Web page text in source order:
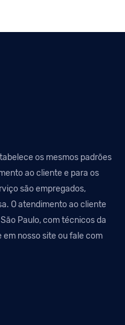
os mesmos padrões
ao cliente e para os
são empregados,
O atendimento ao cliente
Paulo, com técnicos da
em nosso site ou fale com